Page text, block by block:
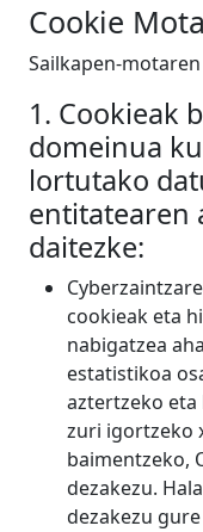
Cookie
Sailkapen-
1. Cookieak
domeinua
lortutako
entitatearen
daitezke:
cookieak eta
nabigatzea
estatistikoa
aztertzeko
zuri igortzeko
baimentzeko,
dezakezu.
dezakezu